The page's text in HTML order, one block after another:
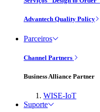
Advantech Quality Policy
Parceiros
Channel Partners
Business Alliance Partner
WISE-IoT
Suporte